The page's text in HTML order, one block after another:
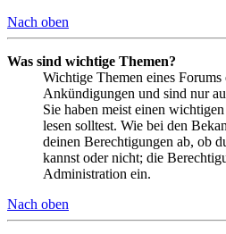
Nach oben
Was sind wichtige Themen?
Wichtige Themen eines Forums
Ankündigungen und sind nur
Sie haben meist einen
lesen solltest. Wie bei den
deinen Berechtigungen ab, ob
kannst oder nicht; die
Administration ein.
Nach oben